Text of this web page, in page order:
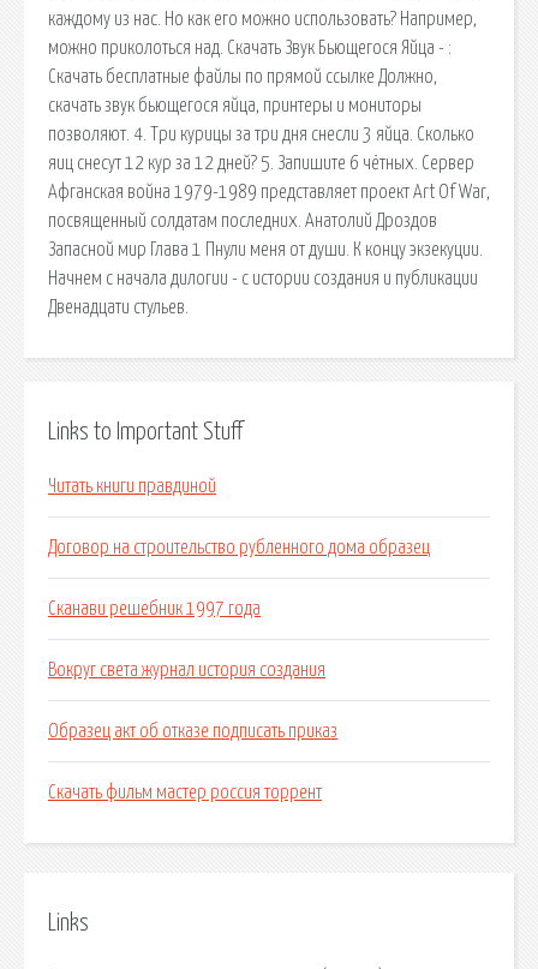
каждому из нас. Но как его можно использовать? Например,
можно приколоться над. Скачать Звук Бьющегося Яйца - :
Скачать бесплатные файлы по прямой ссылке Должно,
скачать звук бьющегося яйца, принтеры и мониторы
позволяют. 4. Три курицы за три дня снесли 3 яйца. Сколько
яиц снесут 12 кур за 12 дней? 5. Запишите 6 чётных. Сервер
Афганская война 1979-1989 представляет проект Art Of War,
посвященный солдатам последних. Анатолий Дроздов
Запасной мир Глава 1 Пнули меня от души. К концу экзекуции.
Начнем с начала дилогии - с истории создания и публикации
Двенадцати стульев.
Links to Important Stuff
Читать книги правдиной
Договор на строительство рубленного дома образец
Сканави решебник 1997 года
Вокруг света журнал история создания
Образец акт об отказе подписать приказ
Скачать фильм мастер россия торрент
Links